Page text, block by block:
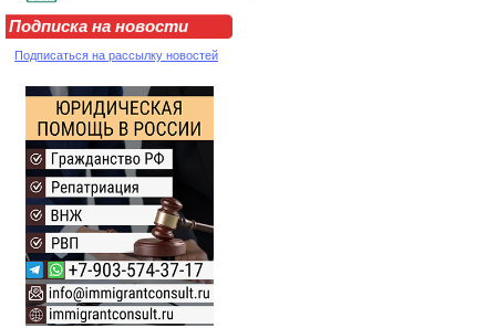
Подписка на новости
Подписаться на рассылку новостей